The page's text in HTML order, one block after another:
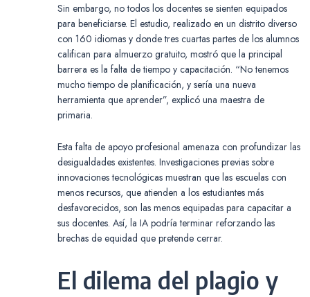
Sin embargo, no todos los docentes se sienten equipados
para beneficiarse. El estudio, realizado en un distrito diverso
con 160 idiomas y donde tres cuartas partes de los alumnos
califican para almuerzo gratuito, mostró que la principal
barrera es la falta de tiempo y capacitación. “No tenemos
mucho tiempo de planificación, y sería una nueva
herramienta que aprender”, explicó una maestra de
primaria.
Esta falta de apoyo profesional amenaza con profundizar las
desigualdades existentes. Investigaciones previas sobre
innovaciones tecnológicas muestran que las escuelas con
menos recursos, que atienden a los estudiantes más
desfavorecidos, son las menos equipadas para capacitar a
sus docentes. Así, la IA podría terminar reforzando las
brechas de equidad que pretende cerrar.
El dilema del plagio y